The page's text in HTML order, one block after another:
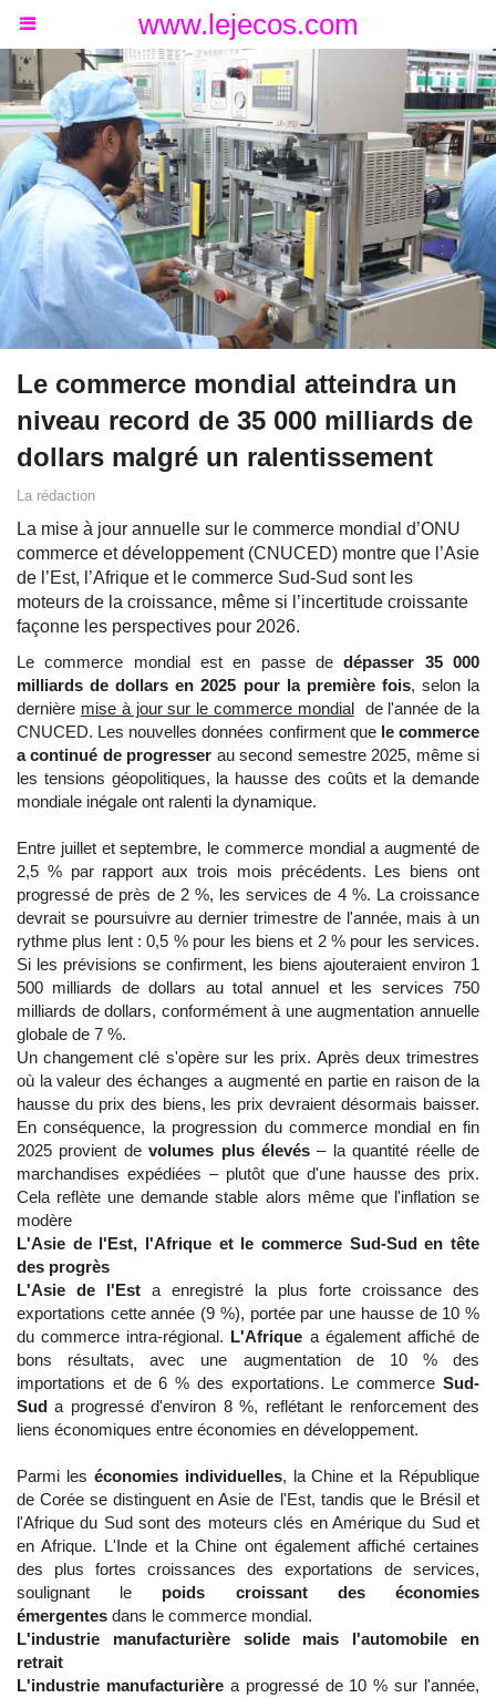
www.lejecos.com
Le commerce mondial atteindra un
niveau record de 35 000 milliards de
dollars malgré un ralentissement
La rédaction
La mise à jour annuelle sur le commerce mondial d’ONU
commerce et développement (CNUCED) montre que l’Asie
de l’Est, l’Afrique et le commerce Sud-Sud sont les
moteurs de la croissance, même si l’incertitude croissante
façonne les perspectives pour 2026.
Le commerce mondial est en passe dedépasser 35 000
milliards de dollars en 2025 pour la première fois, selon la
dernière mise à jour sur le commerce mondialde l'année de la
CNUCED. Les nouvelles données confirment que le commerce
a continué de progresser au second semestre 2025, même si
les tensions géopolitiques, la hausse des coûts et la demande
mondiale inégale ont ralenti la dynamique.
Entre juillet et septembre, le commerce mondial a augmenté de
2,5 % par rapport aux trois mois précédents. Les biens ont
progressé de près de 2 %, les services de 4 %. La croissance
devrait se poursuivre au dernier trimestre de l'année, mais à un
rythme plus lent : 0,5 % pour les biens et 2 % pour les services.
Si les prévisions se confirment, les biens ajouteraient environ 1
500 milliards de dollars au total annuel et les services 750
milliards de dollars, conformément à une augmentation annuelle
globale de 7 %.
Un changement clé s'opère sur les prix. Après deux trimestres
où la valeur des échanges a augmenté en partie en raison de la
hausse du prix des biens, les prix devraient désormais baisser.
En conséquence, la progression du commerce mondial en fin
2025 provient devolumes plus élevés – la quantité réelle de
marchandises expédiées – plutôt que d'une hausse des prix.
Cela reflète une demande stable alors même que l'inflation se
modère
L'Asie de l'Est, l'Afrique et le commerce Sud-Sud en tête
des progrès
L'Asie de l'Est a enregistré la plus forte croissance des
exportations cette année (9 %), portée par une hausse de 10 %
du commerce intra-régional. L'Afrique a également affiché de
bons résultats, avec une augmentation de 10 % des
importations et de 6 % des exportations. Le commerce Sud-
Sud a progressé d'environ 8 %, reflétant le renforcement des
liens économiques entre économies en développement.
Parmi les économies individuelles, la Chine et la République
de Corée se distinguent en Asie de l'Est, tandis que le Brésil et
l'Afrique du Sud sont des moteurs clés en Amérique du Sud et
en Afrique. L'Inde et la Chine ont également affiché certaines
des plus fortes croissances des exportations de services,
soulignant le poids croissant des économies
émergentes dans le commerce mondial.
L'industrie manufacturière solide mais l'automobile en
retrait
L'industrie manufacturièrea progressé de 10 % sur l'année,